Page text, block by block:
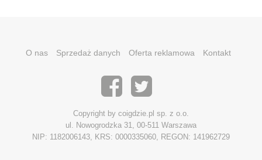
O nas Sprzedaż danych Oferta reklamowa Kontakt
Copyright by coigdzie.pl sp. z o.o.
ul. Nowogrodzka 31, 00-511 Warszawa
NIP: 1182006143, KRS: 0000335060, REGON: 141962729